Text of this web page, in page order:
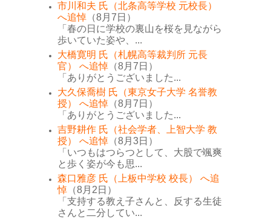
市川和夫 氏（北条高等学校 元校長）
へ追悼 （8月7日）
「春の日に学校の裏山を桜を見ながら
歩いていた姿や、...
大橋寛明 氏（札幌高等裁判所 元長
官） へ追悼 （8月7日）
「ありがとうございました...
大久保喬樹 氏（東京女子大学 名誉教
授） へ追悼 （8月7日）
「ありがとうございました...
吉野耕作 氏（社会学者、上智大学 教
授） へ追悼 （8月3日）
「いつもはつらつとして、大股で颯爽
と歩く姿が今も思...
森口雅彦 氏（上板中学校 校長） へ追
悼 （8月2日）
「支持する教え子さんと、反する生徒
さんと二分してい...